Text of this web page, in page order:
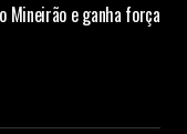
Mineirão e ganha força